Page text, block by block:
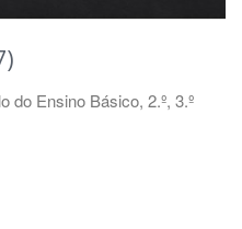
do Ensino Básico, 2.º, 3.º